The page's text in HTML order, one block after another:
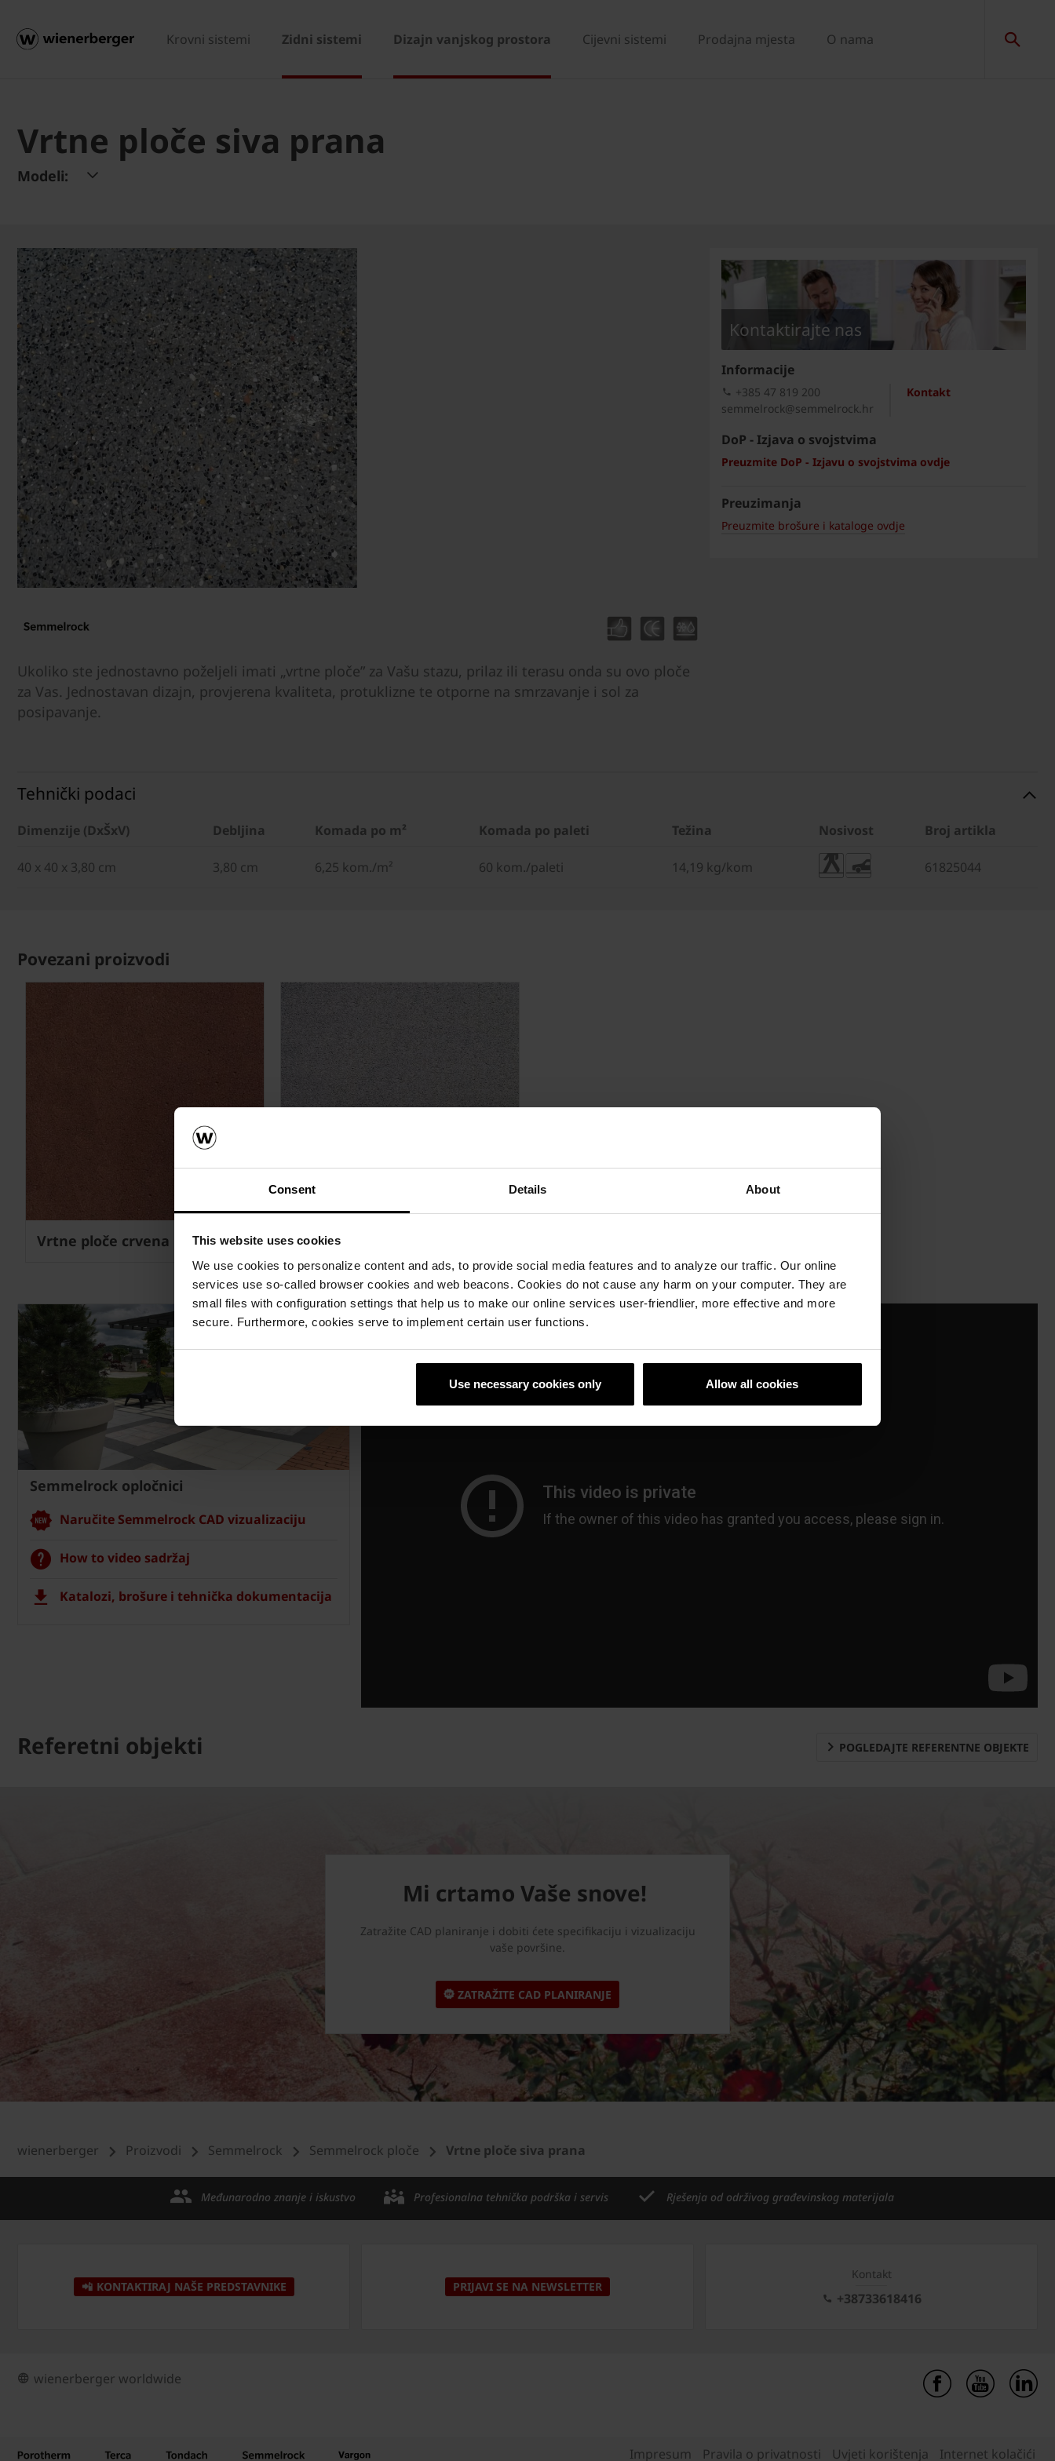
Consent Details About
This website uses cookies
We use cookies to personalize content and ads, to provide social media features and to analyze our traffic. Our online
services use so-called browser cookies and web beacons. Cookies do not cause any harm on your computer. They are
small files with configuration settings that help us to make our online services user-friendlier, more effective and more
secure. Furthermore, cookies serve to implement certain user functions.
Use necessary cookies only Allow all cookies
Krovni sistemi Zidni sistemi Dizajn vanjskog prostora Cijevni sistemi Prodajna mjesta O nama
Vrtne ploče siva prana
Modeli:
Ukoliko ste jednostavno poželjeli imati „vrtne ploče” za Vašu stazu, prilaz ili terasu onda su ovo ploče
za Vas. Jednostavan dizajn, provjerena kvaliteta, protuklizne te otporne na smrzavanje i sol za
posipavanje.
Kontaktirajte nas
Informacije
Kontakt
+385 47 819 200​
semmelrock@semmelrock.hr
DoP - Izjava o svojstvima
Preuzmite DoP - Izjavu o svojstvima ovdje
Preuzimanja
Preuzmite brošure i kataloge ovdje
Tehnički podaci
Dimenzije (DxŠxV) Debljina Komada po m² Komada po paleti Težina Nosivost Broj artikla
40 x 40 x 3,80 cm 3,80 cm 6,25 kom./m² 60 kom./paleti 14,19 kg/kom 61825044
Povezani proizvodi
Vrtne ploče crvena Vrtne ploče
Semmelrock opločnici
Naručite Semmelrock CAD vizualizaciju
How to video sadržaj
Katalozi, brošure i tehnička dokumentacija
Referetni objekti POGLEDAJTE REFERENTNE OBJEKTE
Mi crtamo Vaše snove!
Zatražite CAD planiranje i dobiti ćete specifikaciju i vizualizaciju
vaše površine.
ZATRAŽITE CAD PLANIRANJE
wienerberger Proizvodi Semmelrock Semmelrock ploče Vrtne ploče siva prana
Međunarodno znanje i iskustvo Profesionalna tehnička podrška i servis Rješenja od održivog građevinskog materijala
📲 KONTAKTIRAJ NAŠE PREDSTAVNIKE PRIJAVI SE NA NEWSLETTER
Kontakt
+38733618416
wienerberger worldwide
Impresum Pravila o privatnosti Uvjeti korištenja Internet kolačići